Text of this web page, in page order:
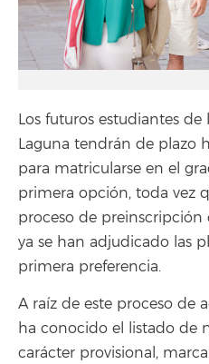
Los futuros estudiantes de
Laguna tendrán de plazo
para matricularse en el
primera opción, toda vez
proceso de
ya se han adjudicado las
primera preferencia.
A raíz de este proceso de
ha conocido el listado de
carácter provisional,